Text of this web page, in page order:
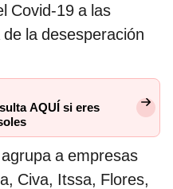
Covid-19 a las
la desesperación
AQUÍ si eres
a empresas
Civa, Itssa, Flores,